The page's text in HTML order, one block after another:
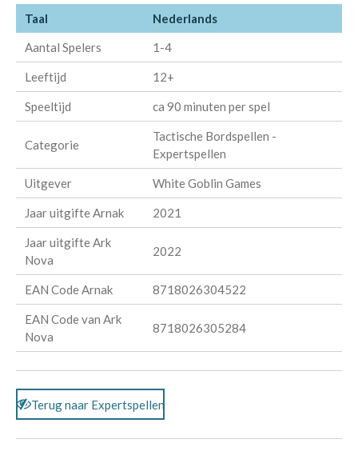
Taal
Nederlands
Aantal Spelers
1-4
Leeftijd 12+
Speeltijd ca 90 minuten per spel
Categorie
Tactische Bordspellen -
Expertspellen
Uitgever White Goblin Games
Jaar uitgifte Arnak 2021
Jaar uitgifte Ark
Nova
2022
EAN Code Arnak 8718026304522
EAN Code van Ark
Nova
8718026305284
Terug naar Expertspellen